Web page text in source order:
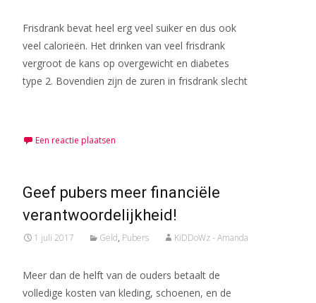
Frisdrank bevat heel erg veel suiker en dus ook
veel calorieën. Het drinken van veel frisdrank
vergroot de kans op overgewicht en diabetes
type 2. Bovendien zijn de zuren in frisdrank slecht
Een reactie plaatsen
Geef pubers meer financiële
verantwoordelijkheid!
1 juli 2017 Geld, Pubers KiDDoWz - Amanda
Meer dan de helft van de ouders betaalt de
volledige kosten van kleding, schoenen, en de